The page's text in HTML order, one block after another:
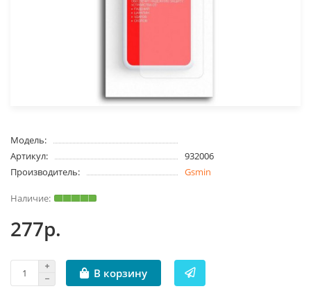
Модель:
Артикул:
932006
Производитель:
Gsmin
277р.
В корзину